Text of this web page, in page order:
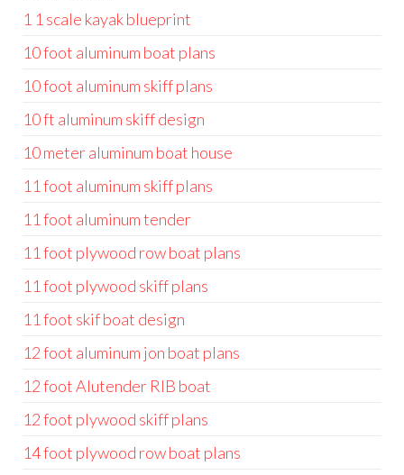
1 1 scale kayak blueprint
10 foot aluminum boat plans
10 foot aluminum skiff plans
10 ft aluminum skiff design
10 meter aluminum boat house
11 foot aluminum skiff plans
11 foot aluminum tender
11 foot plywood row boat plans
11 foot plywood skiff plans
11 foot skif boat design
12 foot aluminum jon boat plans
12 foot Alutender RIB boat
12 foot plywood skiff plans
14 foot plywood row boat plans